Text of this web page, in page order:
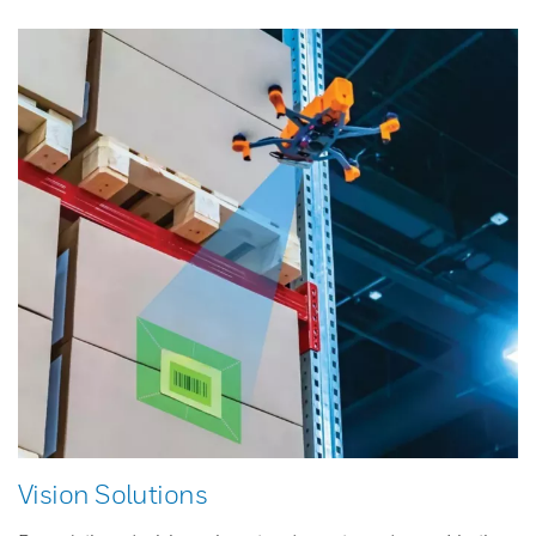
Vision Solutions